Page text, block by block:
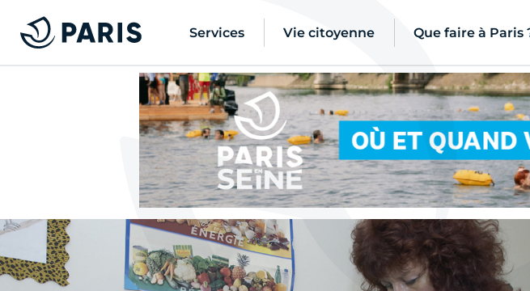
Services Vie citoyenne Que faire à Paris